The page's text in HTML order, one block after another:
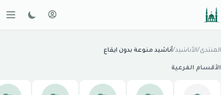
/الأناشيد/أناشيد منوعة بدون ايقاع
الفرعية